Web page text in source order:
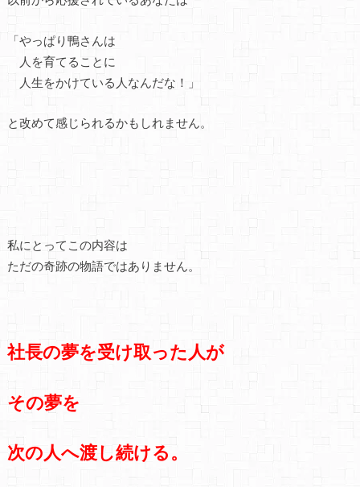
「やっぱり鴨さんは
人を育てることに
人生をかけている人なんだな！」
と改めて感じられるかもしれません。
私にとってこの内容は
ただの奇跡の物語ではありません。
社長の夢を受け取った人が
その夢を
次の人へ渡し続ける。